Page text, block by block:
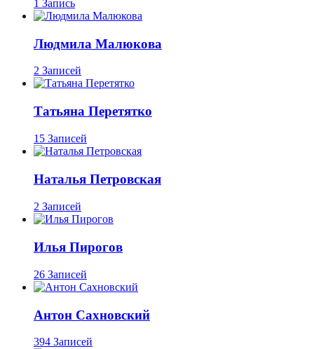
1 Запись
Людмила Малюкова
2 Записей
Татьяна Перетятко
15 Записей
Наталья Петровская
2 Записей
Илья Пирогов
26 Записей
Антон Сахновский
394 Записей